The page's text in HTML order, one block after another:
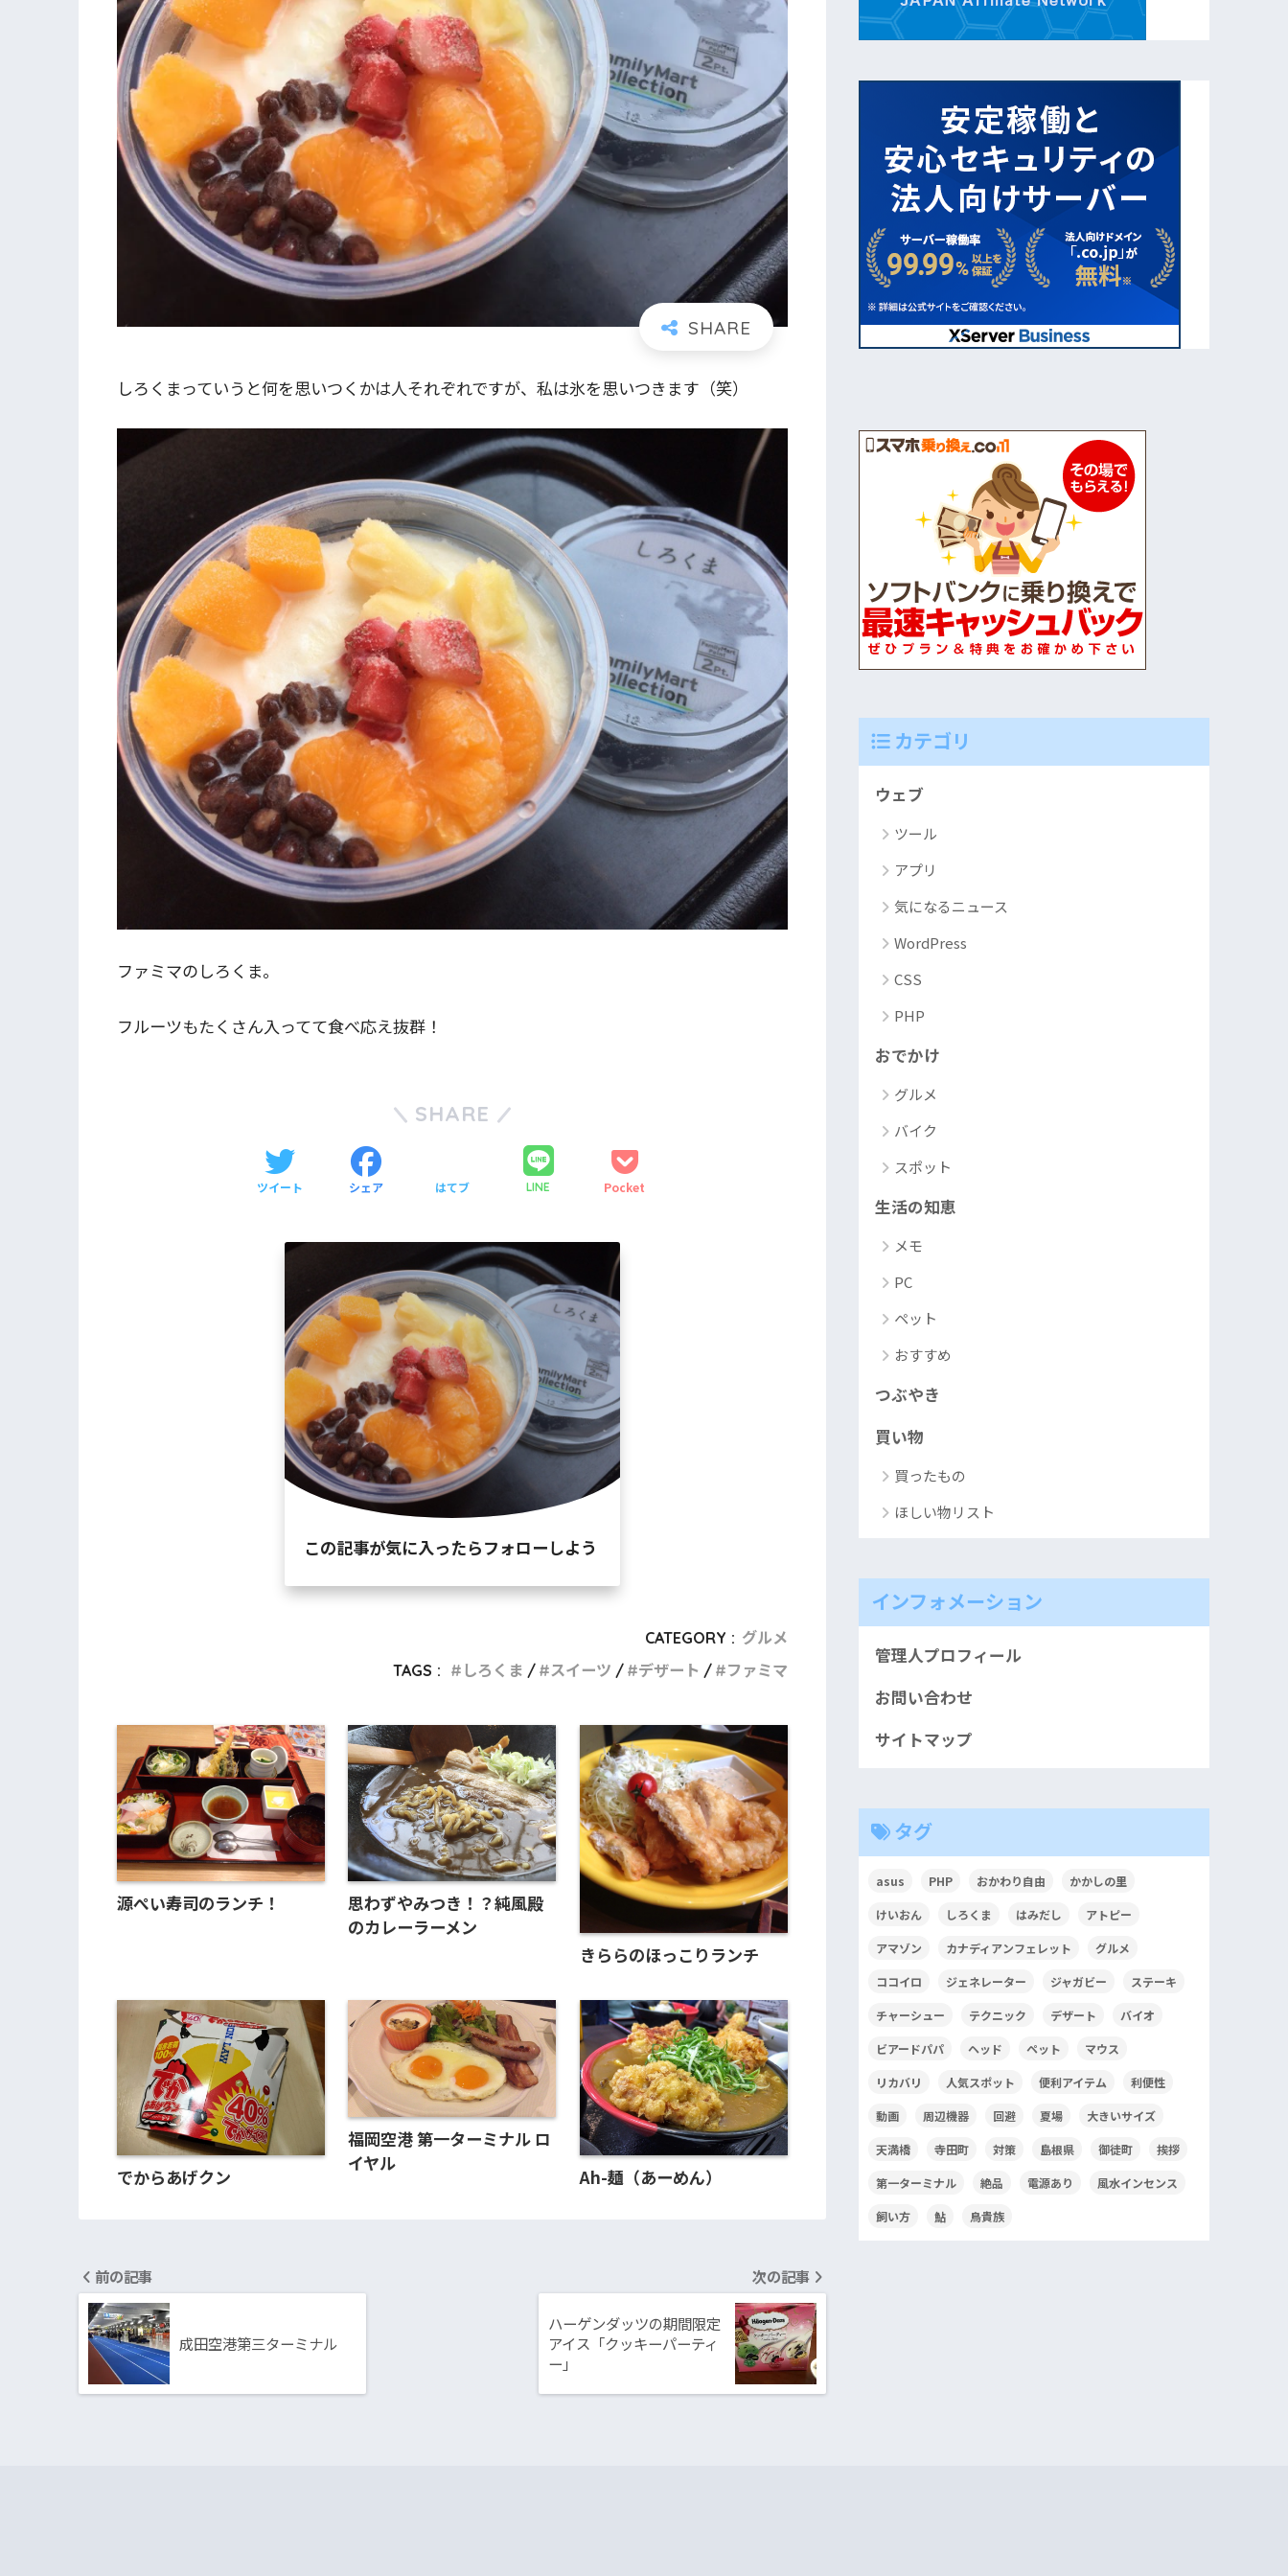
しろくまっていうと何を思いつくかは人それぞれですが、私は氷を思いつきます（笑）
ファミマのしろくま。
フルーツもたくさん入ってて食べ応え抜群！
SHARE
ツイート シェア はてブ LINE Pocket
この記事が気に入ったらフォローしよう
CATEGORY : グルメ
TAGS :
しろくま スイーツ デザート ファミマ
源ぺい寿司のランチ！
思わずやみつき！？純風殿
のカレーラーメン
きららのほっこりランチ
でからあげクン
福岡空港 第一ターミナル ロ
イヤル
Ah-麺（あーめん）
前の記事
成田空港第三ターミナル
次の記事
ハーゲンダッツの期間限定
アイス「クッキーパーティ
ー」
カテゴリ
ウェブ
ツール
アプリ
気になるニュース
WordPress
CSS
PHP
おでかけ
グルメ
バイク
スポット
生活の知恵
メモ
PC
ペット
おすすめ
つぶやき
買い物
買ったもの
ほしい物リスト
インフォメーション
管理人プロフィール
お問い合わせ
サイトマップ
タグ
asus PHP おかわり自由 かかしの里
けいおん しろくま はみだし アトピー
アマゾン カナディアンフェレット グルメ
ココイロ ジェネレーター ジャガビー ステーキ
チャーシュー テクニック デザート バイオ
ビアードパパ ヘッド ペット マウス
リカバリ 人気スポット 便利アイテム 利便性
動画 周辺機器 回避 夏場 大きいサイズ
天満橋 寺田町 対策 島根県 御徒町 挨拶
第一ターミナル 絶品 電源あり 風水インセンス
飼い方 鮎 鳥貴族